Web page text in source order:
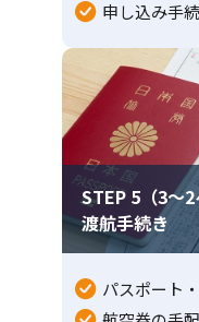
申し込み手
STEP 5（3〜2
渡航手続き
パスポート